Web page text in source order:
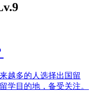
多的人选择出国留
学目的地，备受关注。